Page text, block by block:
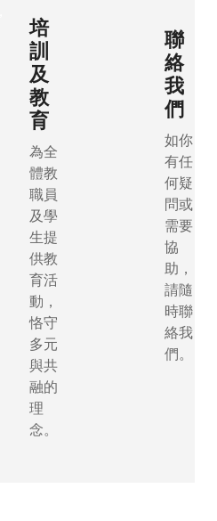
培
訓
及
教
育
為全
體教
職員
及學
生提
供教
育活
動，
恪守
多元
與共
融的
理
念。
聯
絡
我
們
如你
有任
何疑
問或
需要
協
助，
請隨
時聯
絡我
們。